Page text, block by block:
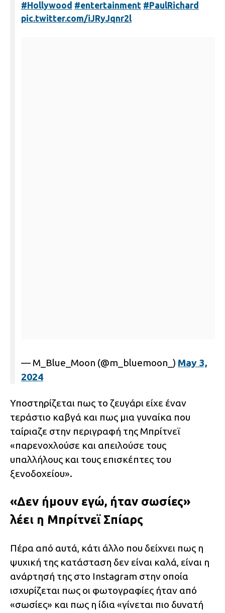
#Hollywood #entertainment #PaulRichard
pic.twitter.com/iJRyJqnr2l
— M_Blue_Moon (@m_bluemoon_) May 3,
2024
Υποστηρίζεται πως το ζευγάρι είχε έναν
τεράστιο καβγά και πως μια γυναίκα που
ταίριαζε στην περιγραφή της Μπρίτνεϊ
«παρενοχλούσε και απειλούσε τους
υπαλλήλους και τους επισκέπτες του
ξενοδοχείου».
«Δεν ήμουν εγώ, ήταν σωσίες»
λέει η Μπρίτνεϊ Σπίαρς
Πέρα από αυτά, κάτι άλλο που δείχνει πως η
ψυχική της κατάσταση δεν είναι καλά, είναι η
ανάρτησή της στο Instagram στην οποία
ισχυρίζεται πως οι φωτογραφίες ήταν από
«σωσίες» και πως η ίδια «γίνεται πιο δυνατή